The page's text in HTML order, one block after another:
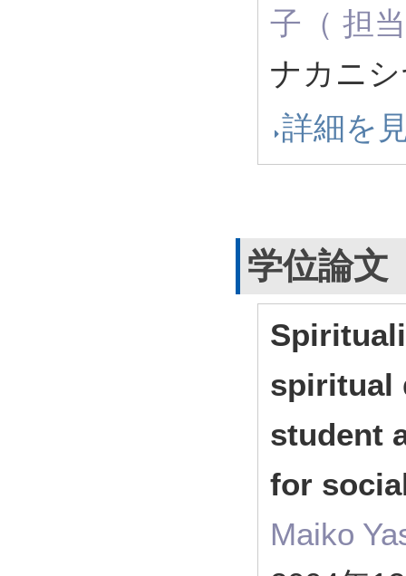
子（ 担
ナカニ
詳細を
学位論文
spiritual
student
for
Maiko